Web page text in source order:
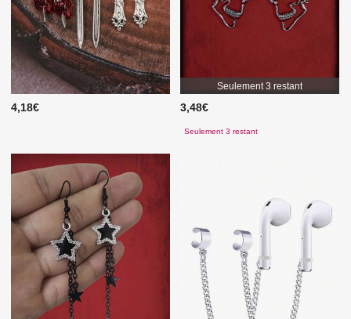
4,18€
Seulement 3 restant
3,48€
Seulement 3 restant